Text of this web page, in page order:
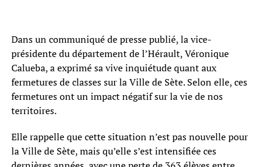
Dans un communiqué de presse publié, la vice-
présidente du département de l’Hérault, Véronique
Calueba, a exprimé sa vive inquiétude quant aux
fermetures de classes sur la Ville de Sète. Selon elle, ces
fermetures ont un impact négatif sur la vie de nos
territoires.
Elle rappelle que cette situation n’est pas nouvelle pour
la Ville de Sète, mais qu’elle s’est intensifiée ces